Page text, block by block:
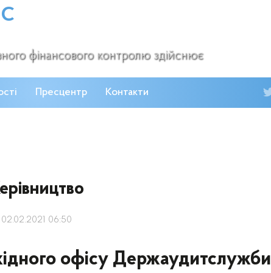
фінансового контролю здійснює
Пресцентр Контакти
02.02.2021 06:50
офісу Держаудитслужби